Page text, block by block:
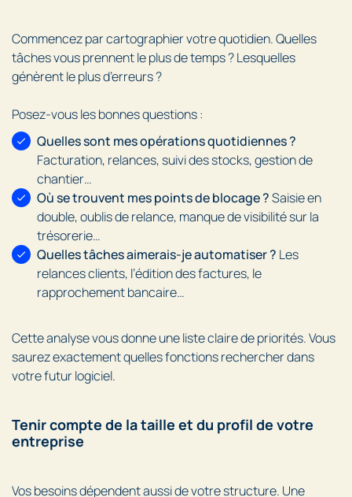
Commencez par cartographier votre quotidien. Quelles
tâches vous prennent le plus de temps ? Lesquelles
génèrent le plus d’erreurs ?
Posez-vous les bonnes questions :
Quelles sont mes opérations quotidiennes ?
Facturation, relances, suivi des stocks, gestion de
chantier…
Où se trouvent mes points de blocage ?Saisie en
double, oublis de relance, manque de visibilité sur la
trésorerie…
Quelles tâches aimerais-je automatiser ? Les
relances clients, l’édition des factures, le
rapprochement bancaire…
Cette analyse vous donne une liste claire de priorités. Vous
saurez exactement quelles fonctions rechercher dans
votre futur logiciel.
Tenir compte de la taille et du profil de votre
entreprise
Vos besoins dépendent aussi de votre structure. Une